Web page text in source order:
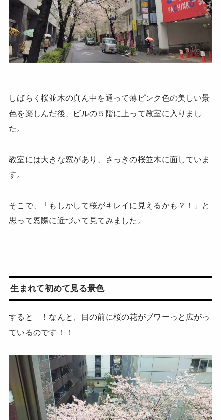
しばらく桜並木の真ん中を通って薄ピンク色の美しい景
色を楽しんだ後、ビルの５階に上って教室に入りまし
た。
教室には大きな窓があり、さっきの桜並木に面していま
す。
そこで、「もしかして桜がキレイに見えるかも？！」と
思って窓際に近づいて見てみました。
生まれて初めて見る景色
すると！！なんと、目の前に桜の花がブワーっと広がっ
ているのです！！